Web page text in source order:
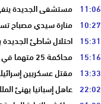
11:06 مستشفى الجديدة
10:27 منارة سيدي مصباح
15:31 احتلال شاطئ
15:16 محاكمة 25 متهما في قضية الهجرة إلى سبتة
13:33 مقتل عسكريين
22:02 عاهل إسبانيا يهنئ